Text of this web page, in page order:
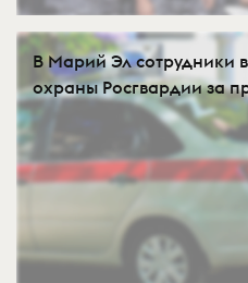
В Марий Эл сотрудники
охраны Росгвардии за